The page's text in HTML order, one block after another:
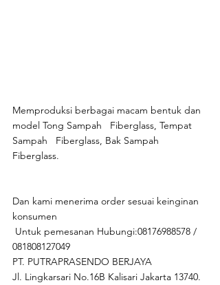
Memproduksi berbagai macam bentuk dan
model Tong Sampah   Fiberglass, Tempat
Sampah   Fiberglass, Bak Sampah
Fiberglass.
Dan kami menerima order sesuai keinginan
konsumen
081808127049
PT. PUTRAPRASENDO BERJAYA
Jl. Lingkarsari No.16B Kalisari Jakarta 13740.